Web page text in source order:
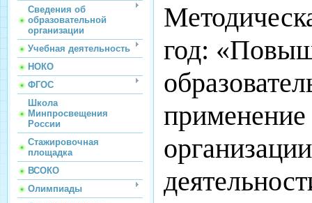
Сведения об
образовательной
организации
Учебная деятельность
НОКО
ФГОС
Школа
Минпросвещения
России
Стажировочная
площадка
ВСОКО
Олимпиады
год: